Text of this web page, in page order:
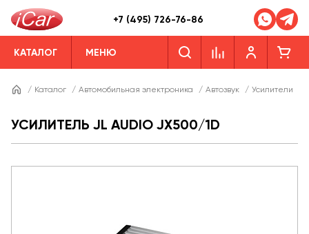
+7 (495) 726-76-86
КАТАЛОГ МЕНЮ
/ Каталог / Автомобильная электроника / Автозвук / Усилители
УСИЛИТЕЛЬ JL AUDIO JX500/1D